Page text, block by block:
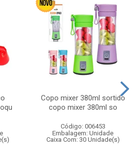
Copo mixer 380ml sortido
copo mixer 380ml so
Código: 006453
Embalagem: Unidade
Caixa Com: 30 Unidade(s)